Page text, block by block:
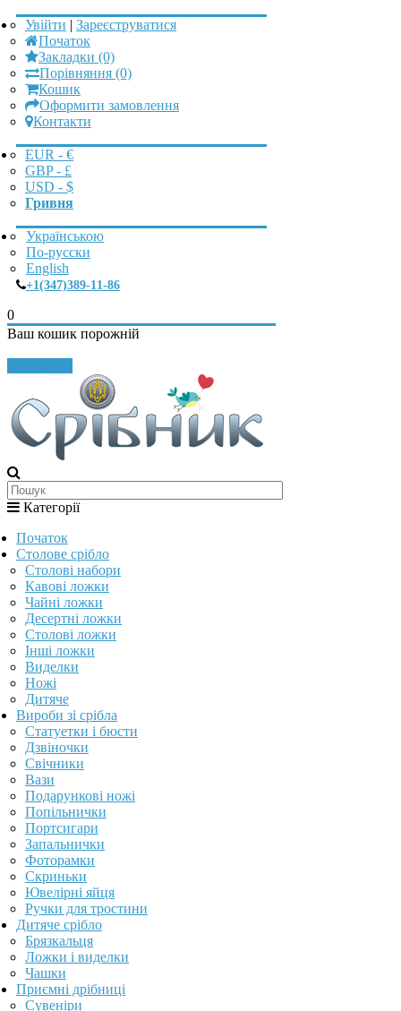
Увійти | Зареєструватися
Початок
Закладки (0)
Порівняння (0)
Кошик
Оформити замовлення
Контакти
EUR - €
GBP - £
USD - $
Гривня
Українською
По-русски
English
+1(347)389-11-86
0
Ваш кошик порожній
Категорії
Початок
Столове срібло
Столові набори
Кавові ложки
Чайні ложки
Десертні ложки
Столові ложки
Інші ложки
Виделки
Ножі
Дитяче
Вироби зі срібла
Статуетки і бюсти
Дзвіночки
Свічники
Вази
Подарункові ножі
Попільнички
Портсигари
Запальнички
Фоторамки
Скриньки
Ювелірні яйця
Ручки для тростини
Дитяче срібло
Брязкальця
Ложки і виделки
Чашки
Приємні дрібниці
Сувеніри